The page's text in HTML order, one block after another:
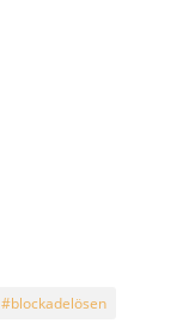
#blockadelösen